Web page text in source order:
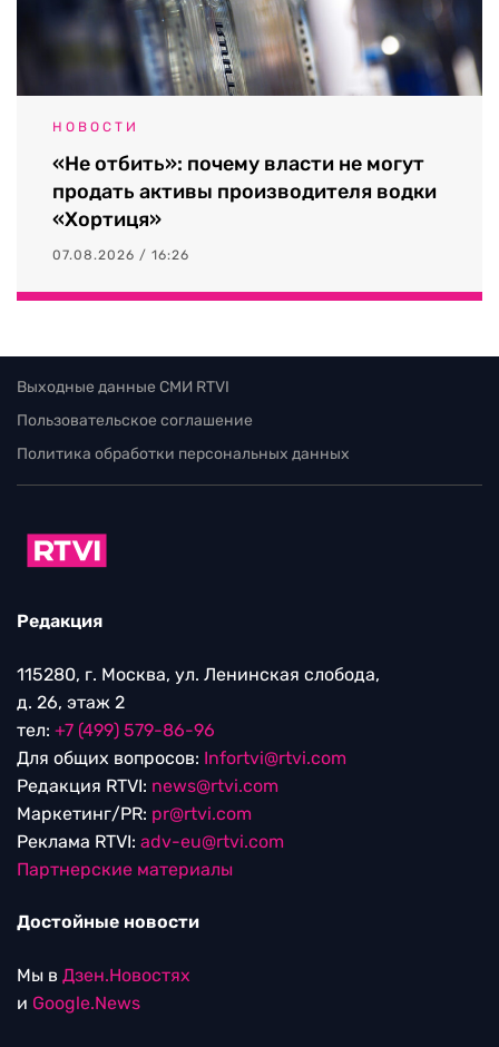
НОВОСТИ
«Не отбить»: почему власти не могут
продать активы производителя водки
«Хортиця»
07.08.2026 / 16:26
Выходные данные СМИ RTVI
Пользовательское соглашение
Политика обработки персональных данных
Редакция
115280, г. Москва, ул. Ленинская слобода,
д. 26, этаж 2
тел: +7 (499) 579-86-96
Для общих вопросов: Infortvi@rtvi.com
Редакция RTVI: news@rtvi.com
Маркетинг/PR: pr@rtvi.com
Реклама RTVI: adv-eu@rtvi.com
Партнерские материалы
Достойные новости
Мы в Дзен.Новостях
и Google.News